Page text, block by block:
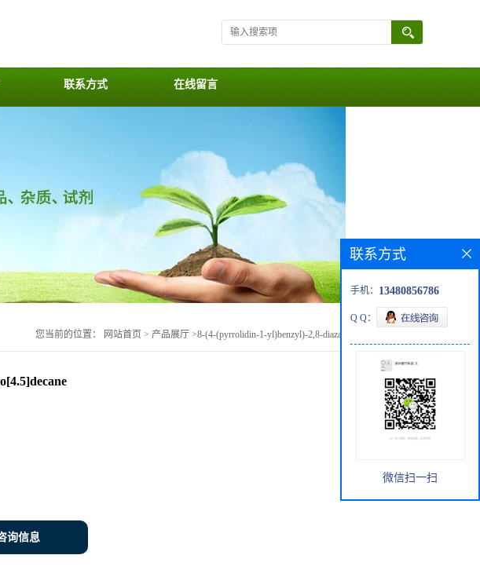
联系方式 在线留言
您当前的位置： 网站首页 > 产品展厅 >8-(4-(pyrrolidin-1-yl)benzyl)-2,8-diazaspiro[4.5]decane
询信息
联系方式
手机： 13480856786
Q Q：
微信扫一扫